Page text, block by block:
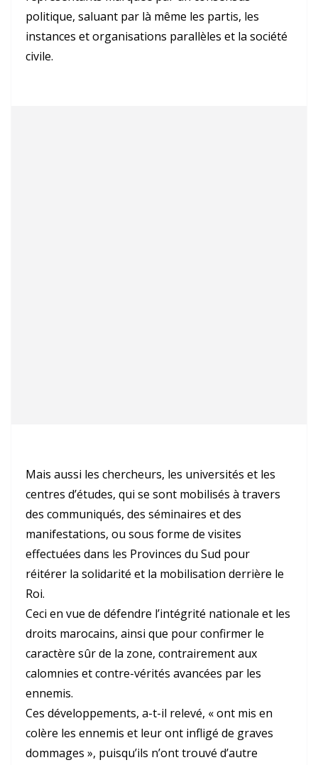
politique, saluant par là même les partis, les
instances et organisations parallèles et la société
civile.
Mais aussi les chercheurs, les universités et les
centres d’études, qui se sont mobilisés à travers
des communiqués, des séminaires et des
manifestations, ou sous forme de visites
effectuées dans les Provinces du Sud pour
réitérer la solidarité et la mobilisation derrière le
Roi.
Ceci en vue de défendre l’intégrité nationale et les
droits marocains, ainsi que pour confirmer le
caractère sûr de la zone, contrairement aux
calomnies et contre-vérités avancées par les
ennemis.
Ces développements, a-t-il relevé, « ont mis en
colère les ennemis et leur ont infligé de graves
dommages », puisqu’ils n’ont trouvé d’autre